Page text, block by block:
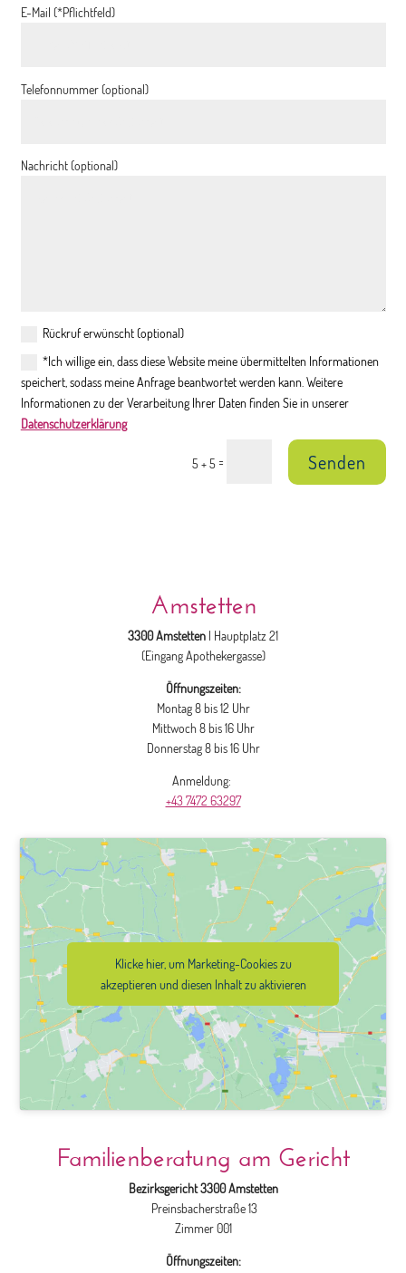
E-Mail (*Pflichtfeld)
Telefonnummer (optional)
Nachricht (optional)
Rückruf erwünscht (optional)
*Ich willige ein, dass diese Website meine übermittelten Informationen
speichert, sodass meine Anfrage beantwortet werden kann. Weitere
Informationen zu der Verarbeitung Ihrer Daten finden Sie in unserer
Datenschutzerklärung
5 + 5= Senden
Amstetten
3300 Amstetten | Hauptplatz 21
(Eingang Apothekergasse)
Öffnungszeiten:
Montag 8 bis 12 Uhr
Mittwoch 8 bis 16 Uhr
Donnerstag 8 bis 16 Uhr
Anmeldung:
+43 7472 63297
Klicke hier, um Marketing-Cookies zu
akzeptieren und diesen Inhalt zu aktivieren
Familienberatung am Gericht
Bezirksgericht 3300 Amstetten
Preinsbacherstraße 13
Zimmer 001
Öffnungszeiten: